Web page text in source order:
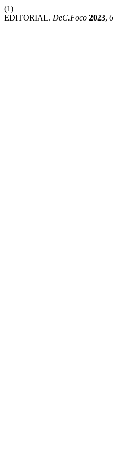
(1)
EDITORIAL. DeC.Foco 2023, 6